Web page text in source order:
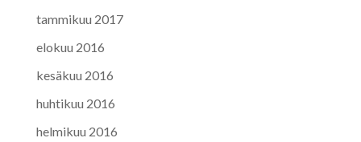
tammikuu 2017
elokuu 2016
kesäkuu 2016
huhtikuu 2016
helmikuu 2016